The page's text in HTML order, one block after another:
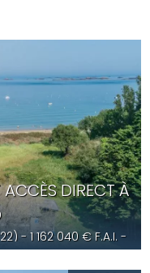
DIRECT À
-1 162 040 € F.A.I. -